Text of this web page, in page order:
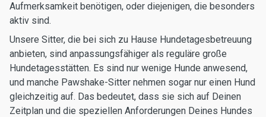
Aufmerksamkeit benötigen, oder diejenigen, die besonders
aktiv sind.
Unsere Sitter, die bei sich zu Hause Hundetagesbetreuung
anbieten, sind anpassungsfähiger als reguläre große
Hundetagesstätten. Es sind nur wenige Hunde anwesend,
und manche Pawshake-Sitter nehmen sogar nur einen Hund
gleichzeitig auf. Das bedeutet, dass sie sich auf Deinen
Zeitplan und die speziellen Anforderungen Deines Hundes